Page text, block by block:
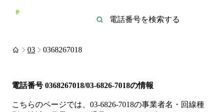
03 0368267018
電話番号 0368267018/03-6826-7018の情報
こちらのページでは、 03-6826-7018の事業者名・回線種